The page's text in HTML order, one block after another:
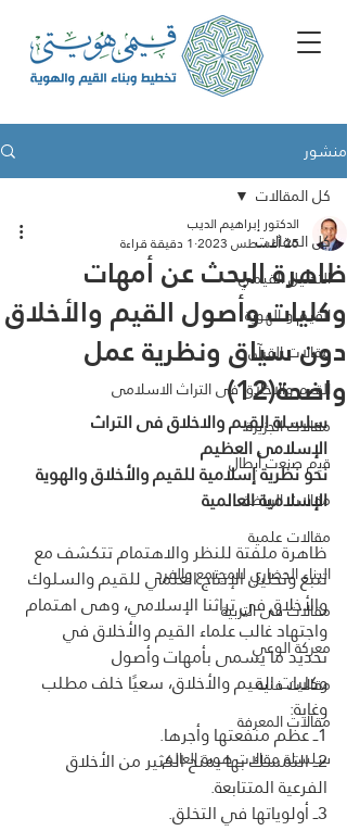
منشور
كل المقالات
التحليل القيمي
القيم و الهوية
مقالات القرآن
القيم والاخلاق فى التراث الاسلامى
مقالات الجزيرة
ﻗﯾم ﺻﻧﻌت أﺑطﺎل
مقالات الرياضة
مقالات علمية
البناء الحضاري للمجتمع والفرد
مقالات فى التربية
معركة الوعي
مقالات فنية
مقالات المعرفة
سلسلة مقالات هوية العالم
كل المقالات
ظاهرة البحث عن أمهات
وكليات وأصول القيم والأخلاق
دون سياق ونظرية عمل
واضحة(12)
الدكتور إبراهيم الديب
25 أغسطس 2023
1 دقيقة قراءة
سلسلة القيم والاخلاق فى التراث
الإسلامى العظيم
نحو نظرية إسلامية للقيم والأخلاق والهوية
الإسلامية العالمية
ظاهرة ملفتة للنظر والاهتمام تتكشف مع
تتبع وتحليل الإنتاج العلمي للقيم والسلوك
والأخلاق في تراثنا الإسلامي، وهى اهتمام
واجتهاد غالب علماء القيم والأخلاق في
تحديد ما يسمى بأمهات وأصول
وكليات القيم والأخلاق، سعيًا خلف مطلب
وغاية:
1ــ عظم منفعتها وأجرها.
2ــ التمسك بها يمنح الكثير من الأخلاق
الفرعية المتتابعة.
3ــ أولوياتها في التخلق.